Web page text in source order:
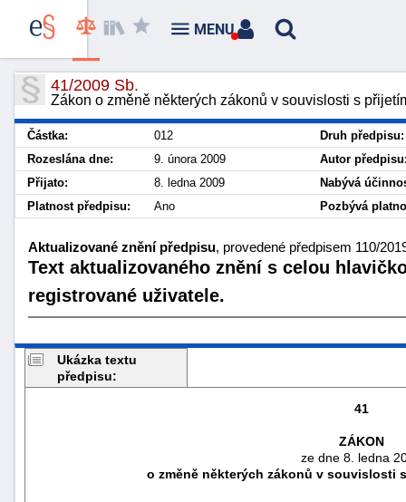
41/2009 Sb.
Zákon o změně některých zákonů v souvislosti s
Částka: 012
Druh předpisu:
Rozeslána dne:
9. února 2009
Autor
Přijato:
8. ledna 2009
Nabývá
Platnost předpisu:
Ano Pozbývá
Aktualizované znění předpisu, provedené předpisem 110/
Text aktualizovaného znění s celou
registrované uživatele.
Ukázka textu
předpisu:
41
ZÁKON
ze dne 8. ledna
o změně některých zákonů v souvislosti
MENU